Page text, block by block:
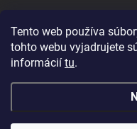
Tento web používa
tohto webu vyjadrujete
informácií tu.
Good E-